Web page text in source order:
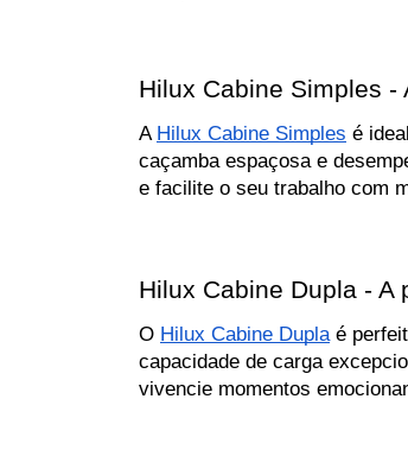
Hilux Cabine Simples -
A Hilux Cabine Simples é
caçamba espaçosa e
e facilite o seu trabalho com
Hilux Cabine Dupla - A
O Hilux Cabine Dupla é
capacidade de carga
vivencie momentos